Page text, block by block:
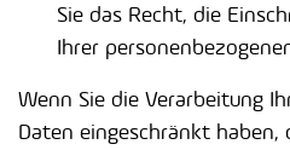
Sie das Recht, die
Ihrer
Wenn Sie die Verarbeitung
Daten eingeschränkt haben,